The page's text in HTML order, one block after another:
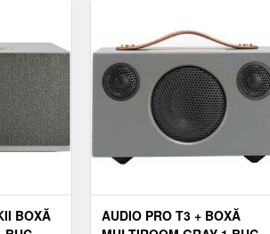
BOXĂ
AUDIO PRO T3 + BOXĂ